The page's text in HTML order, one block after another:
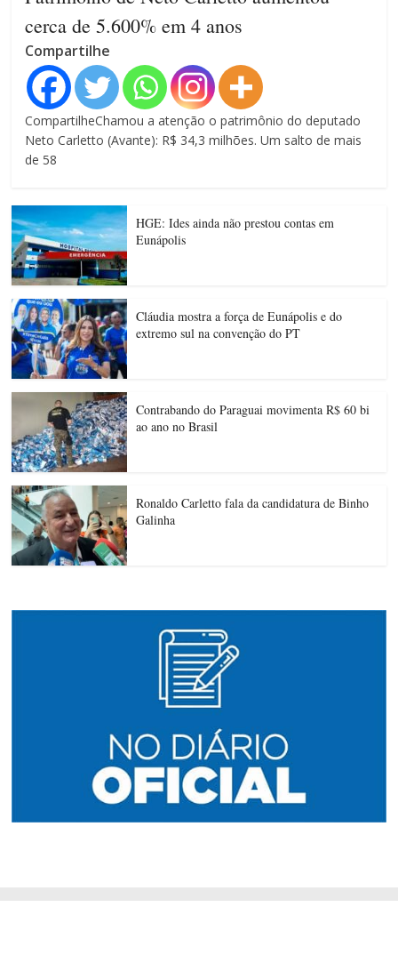
cerca de 5.600% em 4 anos
Compartilhe
CompartilheChamou a atenção o patrimônio do deputado
Neto Carletto (Avante): R$ 34,3 milhões. Um salto de mais
de 58
HGE: Ides ainda não prestou contas em
Eunápolis
Cláudia mostra a força de Eunápolis e do
extremo sul na convenção do PT
Contrabando do Paraguai movimenta R$ 60 bi
ao ano no Brasil
Ronaldo Carletto fala da candidatura de Binho
Galinha